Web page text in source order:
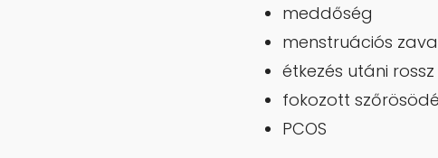
meddőség
menstruációs
étkezés utáni
fokozott
PCOS